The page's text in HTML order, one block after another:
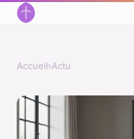
Accueil›Actu